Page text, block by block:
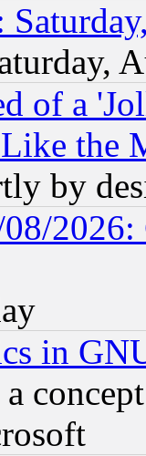
of a
the
by
2026:
in